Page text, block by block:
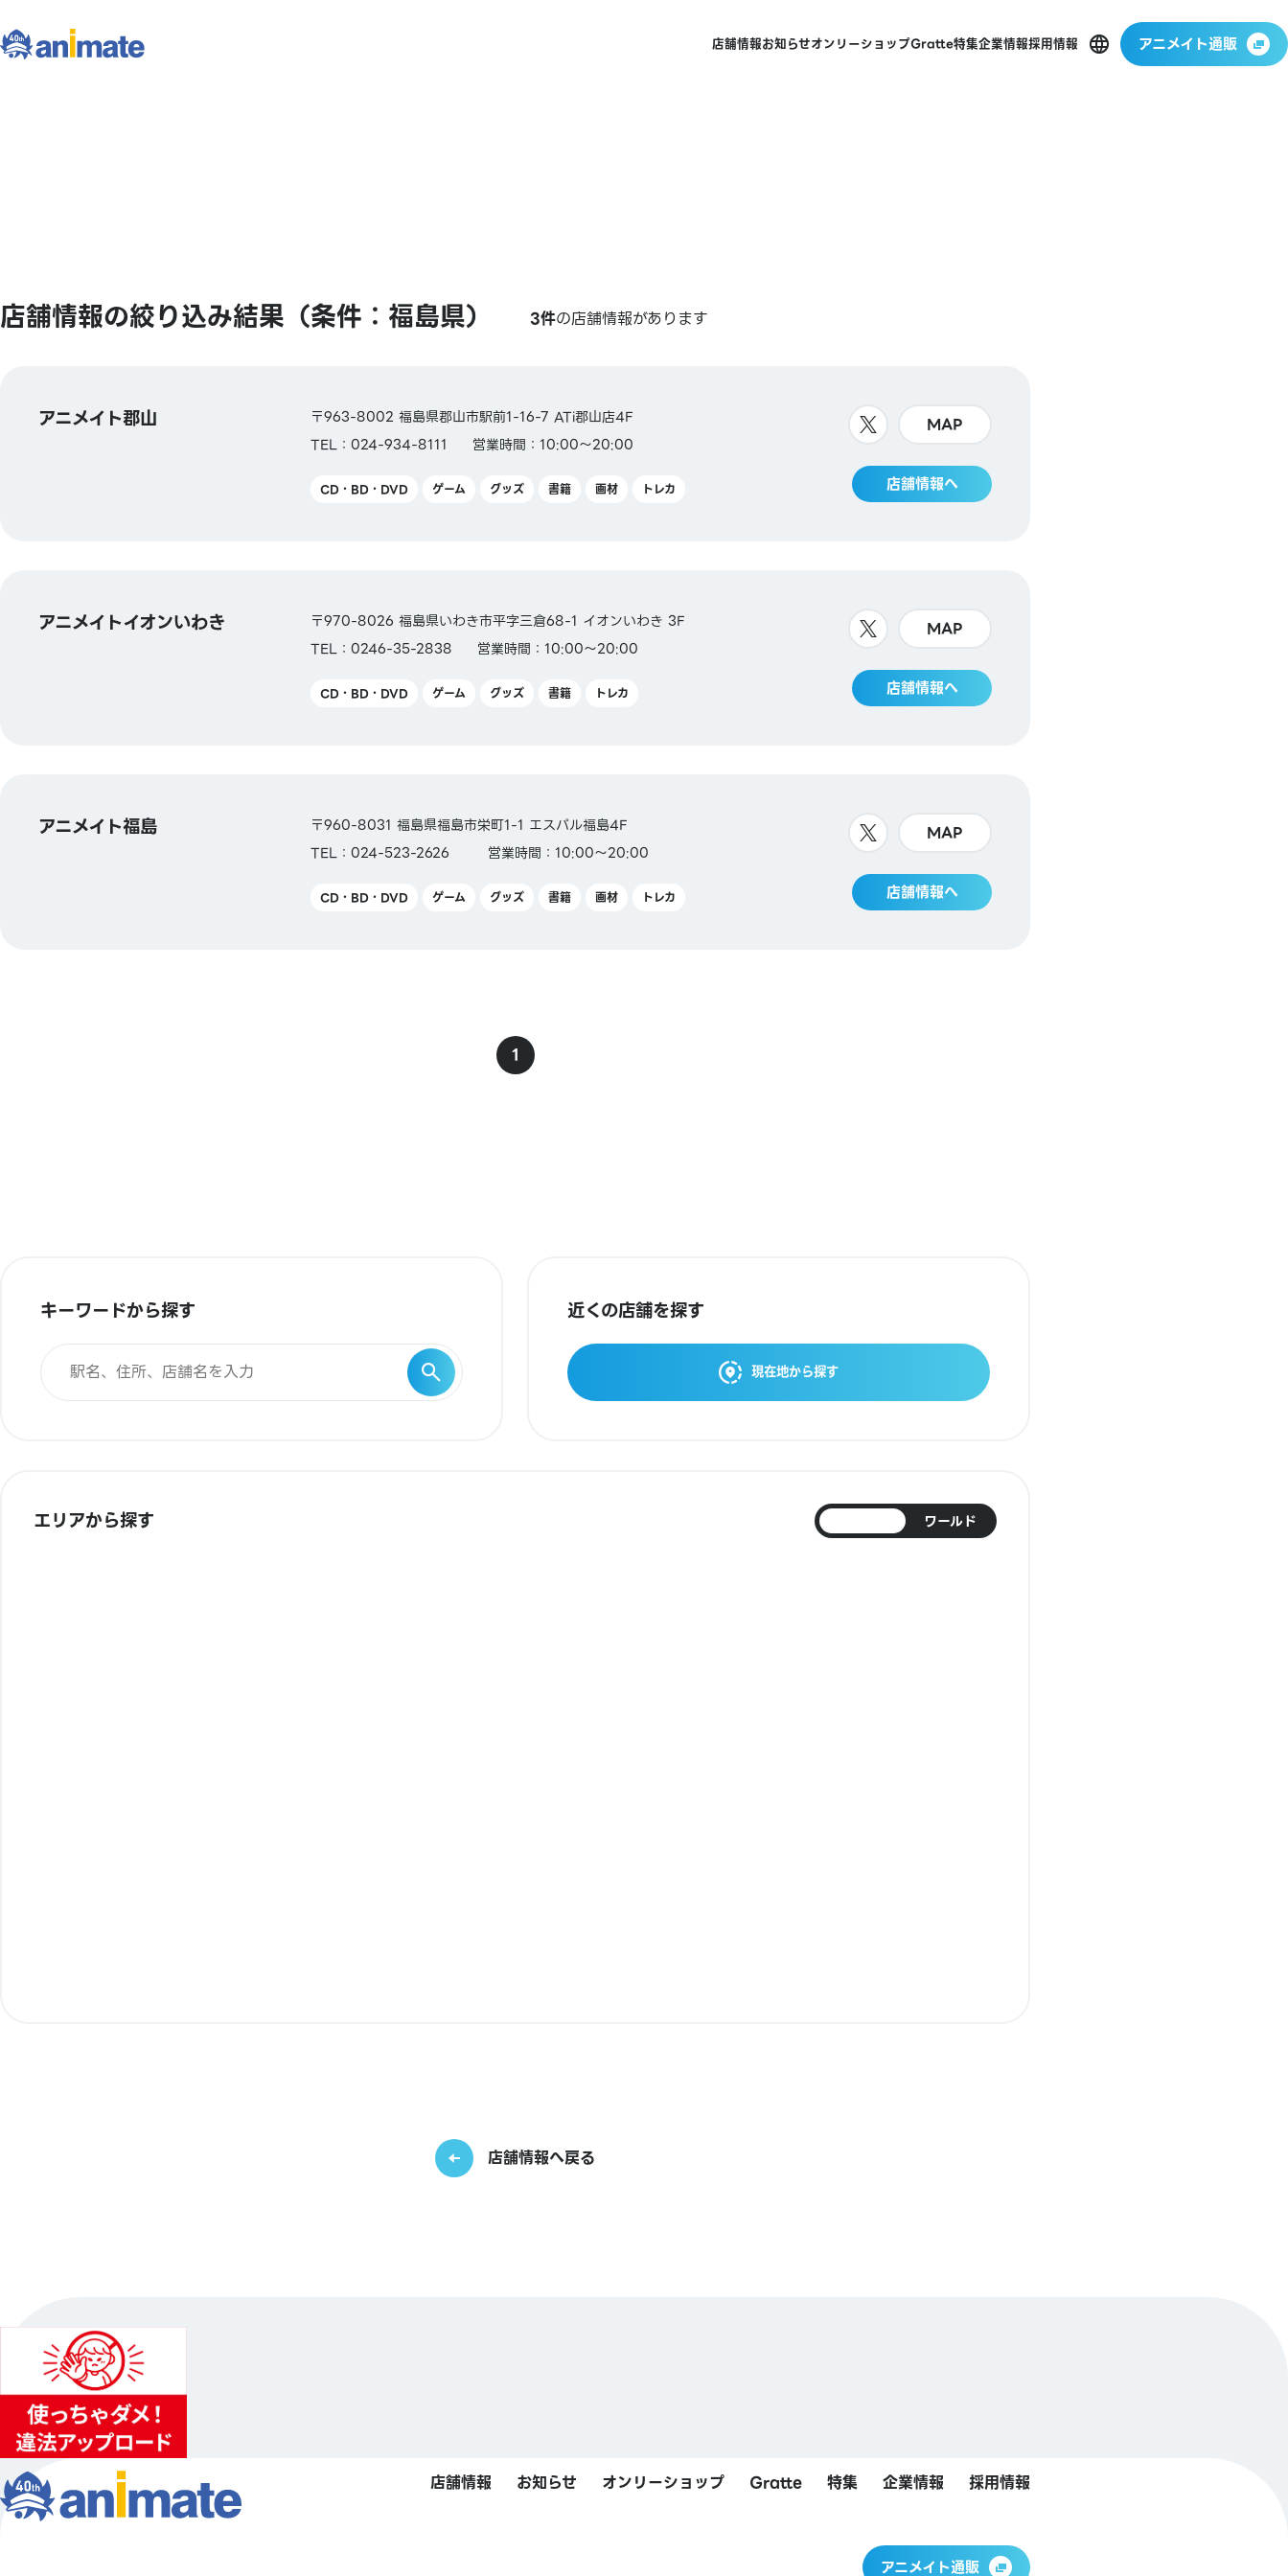
店舗情報お知らせオンリーショップGratte特集企業情報採用情報 アニメイト通販
店舗情報の絞り込み結果（条件：福島県） 3件の店舗情報があります
アニメイト郡山
〒963-8002 福島県郡山市駅前1-16-7 ATi郡山店4F
TEL：024-934-8111
営業時間：10:00～20:00
CD・BD・DVD ゲーム グッズ 書籍 画材 トレカ
MAP
店舗情報へ
アニメイトイオンいわき
〒970-8026 福島県いわき市平字三倉68-1 イオンいわき 3F
TEL：0246-35-2838
営業時間：10:00～20:00
CD・BD・DVD ゲーム グッズ 書籍 トレカ
MAP
店舗情報へ
アニメイト福島
〒960-8031 福島県福島市栄町1-1 エスパル福島4F
TEL：024-523-2626
営業時間：10:00～20:00
CD・BD・DVD ゲーム グッズ 書籍 画材 トレカ
MAP
店舗情報へ
1
キーワードから探す 近くの店舗を探す
現在地から探す
エリアから探す ワールド
店舗情報へ戻る
店舗情報 お知らせ オンリーショップ Gratte 特集 企業情報 採用情報
アニメイト通販